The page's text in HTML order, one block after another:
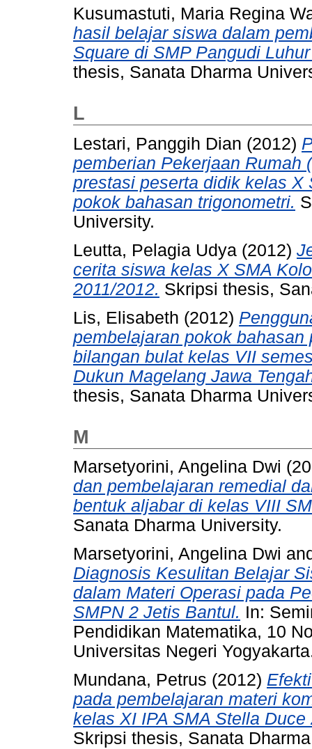
Kusumastuti, Maria Regina
hasil belajar siswa dalam
Square di SMP Pangudi
thesis, Sanata Dharma
L
Lestari, Panggih Dian (2012)
pemberian Pekerjaan Rumah
prestasi peserta didik kelas X
pokok bahasan trigonometri.
University.
Leutta, Pelagia Udya (2012)
cerita siswa kelas X SMA
2011/2012. Skripsi thesis,
Lis, Elisabeth (2012)
pembelajaran pokok
bilangan bulat kelas VII
Dukun Magelang Jawa
thesis, Sanata Dharma
M
Marsetyorini, Angelina Dwi
dan pembelajaran remedial
bentuk aljabar di kelas VIII
Sanata Dharma University.
Marsetyorini, Angelina Dwi
Diagnosis Kesulitan Belajar
dalam Materi Operasi pada
SMPN 2 Jetis Bantul. In:
Pendidikan Matematika, 10
Universitas Negeri
Mundana, Petrus (2012)
pada pembelajaran materi
kelas XI IPA SMA Stella
Skripsi thesis, Sanata